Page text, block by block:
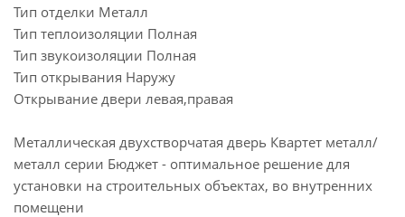
Тип отделки Металл
Тип теплоизоляции Полная
Тип звукоизоляции Полная
Тип открывания Наружу
Открывание двери левая,правая
Металлическая двухстворчатая дверь Квартет металл/
металл серии Бюджет - оптимальное решение для
установки на строительных объектах, во внутренних
помещени